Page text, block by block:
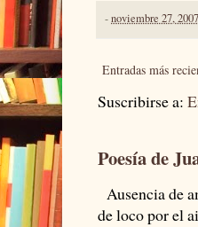
-noviembre 27, 2007
Entradas más
Suscribirse a:
Poesía de
Ausencia de
de loco por el